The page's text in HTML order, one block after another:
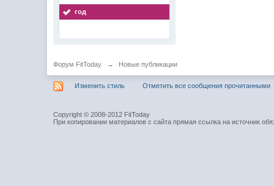
год
Форум FitToday → Новые публикации
Изменить стиль Отметить все сообщения прочитанными
Copyright © 2008-2012 FitToday
При копировании материалов с сайта прямая ссылка на источник